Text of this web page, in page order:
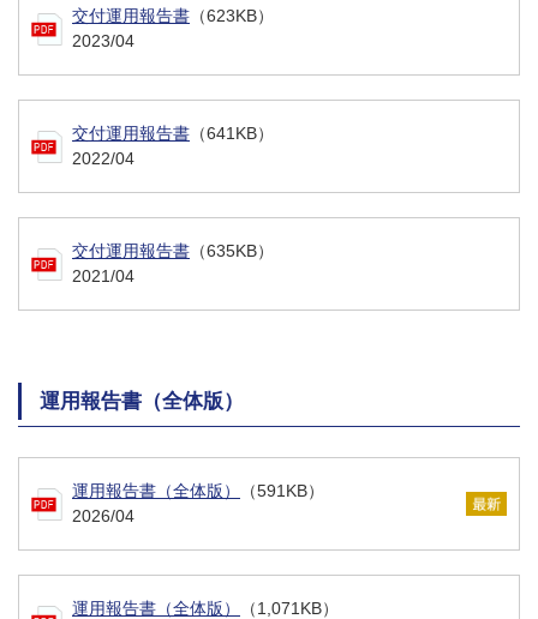
交付運用報告書 （623KB）
2023/04
交付運用報告書 （641KB）
2022/04
交付運用報告書 （635KB）
2021/04
運用報告書（全体版）
運用報告書（全体版）
（591KB）
2026/04
運用報告書（全体版）
（1,071KB）